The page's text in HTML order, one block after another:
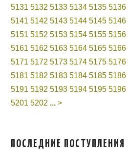
5131 5132 5133 5134 5135 5136
5141 5142 5143 5144 5145 5146
5151 5152 5153 5154 5155 5156
5161 5162 5163 5164 5165 5166
5171 5172 5173 5174 5175 5176
5181 5182 5183 5184 5185 5186
5191 5192 5193 5194 5195 5196
5201 5202 ... >
ПОСЛЕДНИЕ ПОСТУПЛЕНИЯ